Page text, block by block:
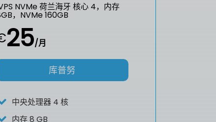
NVMe 荷兰海牙 核心 4，内存
，NVMe 160GB
25/月
库普努
中央处理器 4 核
内存8 GB